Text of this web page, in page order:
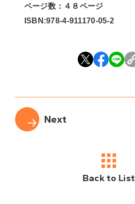
ページ数：４８ページ
ISBN:978-4-911170-05-2
Back to List